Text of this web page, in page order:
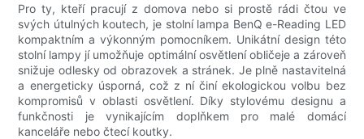
Pro ty, kteří pracují z domova nebo si prostě rádi čtou ve
svých útulných koutech, je stolní lampa BenQ e-Reading LED
kompaktním a výkonným pomocníkem. Unikátní design této
stolní lampy jí umožňuje optimální osvětlení obličeje a zároveň
snižuje odlesky od obrazovek a stránek. Je plně nastavitelná
a energeticky úsporná, což z ní činí ekologickou volbu bez
kompromisů v oblasti osvětlení. Díky stylovému designu a
funkčnosti je vynikajícím doplňkem pro malé domácí
kanceláře nebo čtecí koutky.